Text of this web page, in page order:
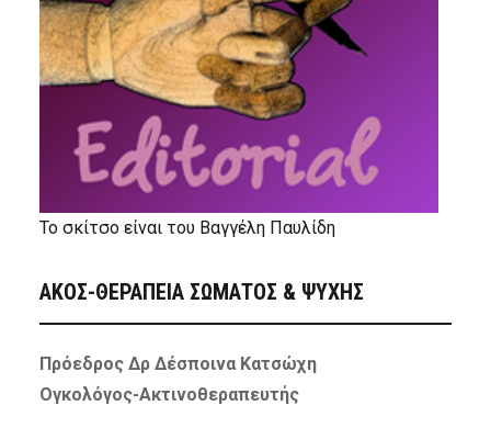
Το σκίτσο είναι του Βαγγέλη Παυλίδη
ΑΚΟΣ-ΘΕΡΑΠΕΙΑ ΣΩΜΑΤΟΣ & ΨΥΧΗΣ
Πρόεδρος Δρ Δέσποινα Κατσώχη
Ογκολόγος-Ακτινοθεραπευτής